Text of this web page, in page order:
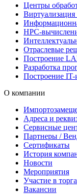
Центры
HPC-
Отраслевые
Построение
Разработка
Построение
О компании
Адреса и
Сервисные
Партнеры /
Сертификаты
История
Новости
Мероприятия
Участие в
Вакансии